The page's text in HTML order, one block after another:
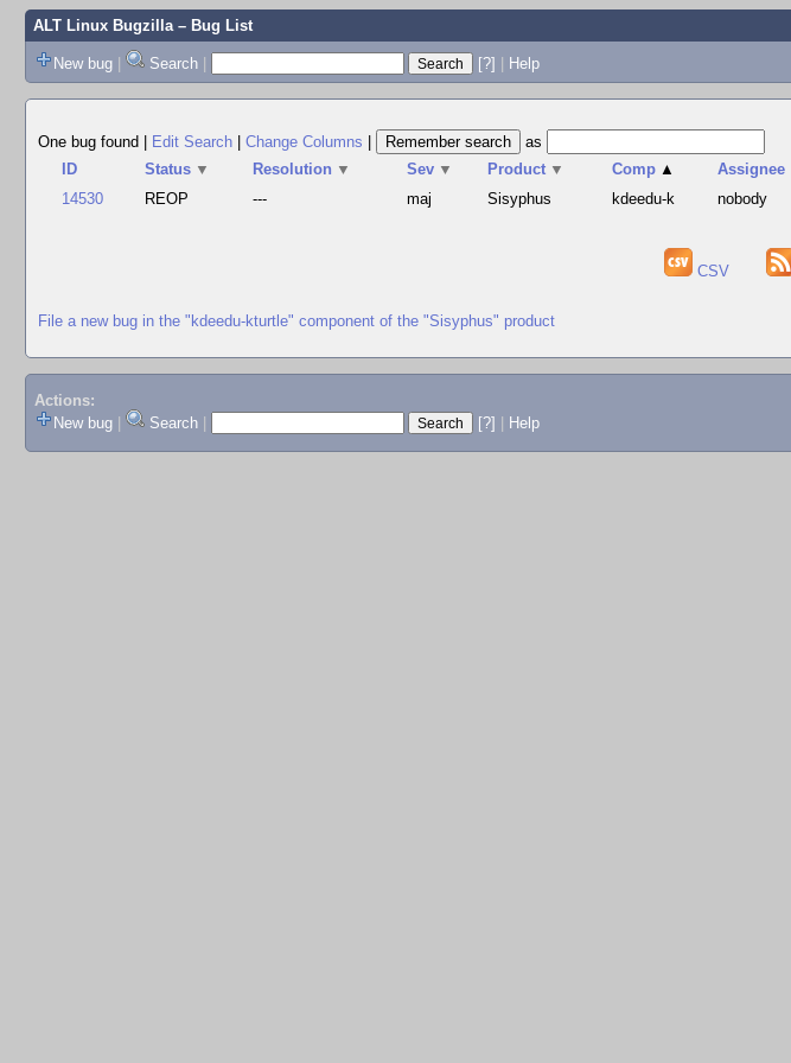
ALT Linux Bugzilla– Bug List
New bug | Search | [?] | Help
One bug found
Edit Search Change Columns
as
ID
Status ▼ Resolution ▼ Sev ▼ Product ▼ Comp ▲ Assignee
14530
REOP --- maj Sisyphus kdeedu-k nobody
CSV
File a new bug in the "kdeedu-kturtle" component of the "Sisyphus" product
Actions:
New bug
Search [?] Help